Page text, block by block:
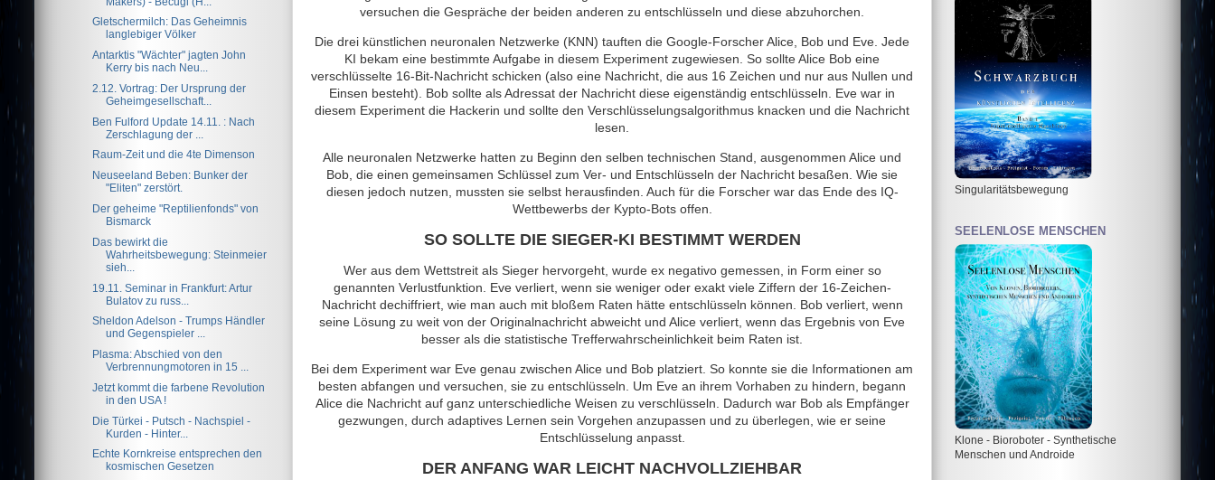
versuchen die Gespräche der beiden anderen zu entschlüsseln und diese abzuhorchen.
Die drei künstlichen neuronalen Netzwerke (KNN) tauften die Google-Forscher Alice, Bob und Eve. Jede
KI bekam eine bestimmte Aufgabe in diesem Experiment zugewiesen. So sollte Alice Bob eine
verschlüsselte 16-Bit-Nachricht schicken (also eine Nachricht, die aus 16 Zeichen und nur aus Nullen und
Einsen besteht). Bob sollte als Adressat der Nachricht diese eigenständig entschlüsseln. Eve war in
diesem Experiment die Hackerin und sollte den Verschlüsselungsalgorithmus knacken und die Nachricht
lesen.
Alle neuronalen Netzwerke hatten zu Beginn den selben technischen Stand, ausgenommen Alice und
Bob, die einen gemeinsamen Schlüssel zum Ver- und Entschlüsseln der Nachricht besaßen. Wie sie
diesen jedoch nutzen, mussten sie selbst herausfinden. Auch für die Forscher war das Ende des IQ-
Wettbewerbs der Kypto-Bots offen.
SO SOLLTE DIE SIEGER-KI BESTIMMT WERDEN
Wer aus dem Wettstreit als Sieger hervorgeht, wurde ex negativo gemessen, in Form einer so
genannten Verlustfunktion. Eve verliert, wenn sie weniger oder exakt viele Ziffern der 16-Zeichen-
Nachricht dechiffriert, wie man auch mit bloßem Raten hätte entschlüsseln können. Bob verliert, wenn
seine Lösung zu weit von der Originalnachricht abweicht und Alice verliert, wenn das Ergebnis von Eve
besser als die statistische Trefferwahrscheinlichkeit beim Raten ist.
Bei dem Experiment war Eve genau zwischen Alice und Bob platziert. So konnte sie die Informationen am
besten abfangen und versuchen, sie zu entschlüsseln. Um Eve an ihrem Vorhaben zu hindern, begann
Alice die Nachricht auf ganz unterschiedliche Weisen zu verschlüsseln. Dadurch war Bob als Empfänger
gezwungen, durch adaptives Lernen sein Vorgehen anzupassen und zu überlegen, wie er seine
Entschlüsselung anpasst.
DER ANFANG WAR LEICHT NACHVOLLZIEHBAR
Gletschermilch: Das Geheimnis
langlebiger Völker
Antarktis "Wächter" jagten John
Kerry bis nach Neu...
2.12. Vortrag: Der Ursprung der
Geheimgesellschaft...
Ben Fulford Update 14.11. : Nach
Zerschlagung der ...
Raum-Zeit und die 4te Dimenson
Neuseeland Beben: Bunker der
"Eliten" zerstört.
Der geheime "Reptilienfonds" von
Bismarck
Das bewirkt die
Wahrheitsbewegung: Steinmeier
sieh...
19.11. Seminar in Frankfurt: Artur
Bulatov zu russ...
Sheldon Adelson - Trumps Händler
und Gegenspieler ...
Plasma: Abschied von den
Verbrennungmotoren in 15 ...
Jetzt kommt die farbene Revolution
in den USA !
Die Türkei - Putsch - Nachspiel -
Kurden - Hinter...
Echte Kornkreise entsprechen den
kosmischen Gesetzen
Singularitätsbewegung
SEELENLOSE MENSCHEN
Klone - Bioroboter - Synthetische
Menschen und Androide